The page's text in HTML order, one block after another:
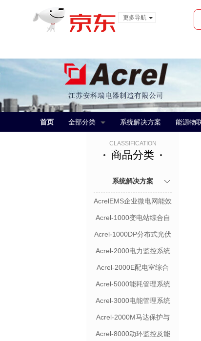
更多导航
首页 全部分类 系统解决方案 能源物
CLASSIFICATION
商品分类
系统解决方案
AcrelEMS企业微电网能效
管理平台
Acrel-1000变电站综合自
Acrel-1000DP分布式光伏
监控系统
Acrel-2000电力监控系统
Acrel-2000E配电室综合
监控系统
Acrel-5000能耗管理系统
Acrel-3000电能管理系统
Acrel-2000M马达保护与
Acrel-8000动环监控及能